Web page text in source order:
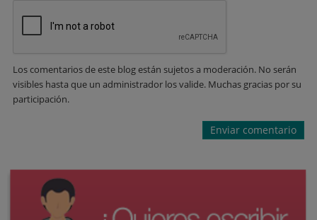
Los comentarios de este blog están sujetos a moderación. No serán
visibles hasta que un administrador los valide. Muchas gracias por su
participación.